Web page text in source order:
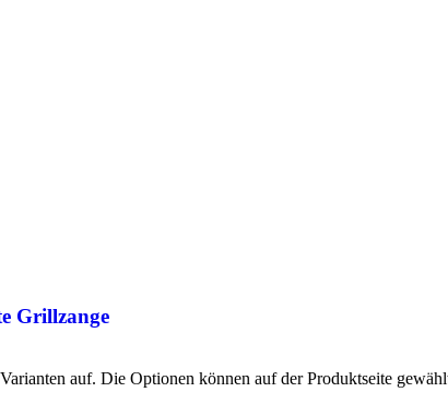
Grillzange
auf. Die Optionen können auf der Produktseite